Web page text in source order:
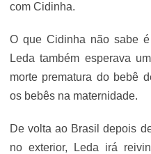
com Cidinha.
O que Cidinha não sabe
Leda também esperava
morte prematura do bebê
os bebês na maternidade.
De volta ao Brasil depois
no exterior, Leda irá